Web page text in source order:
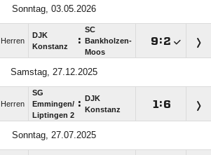
Sonntag, 03.05.2026
Herren
DJK
Konstanz
:
SC
Bankholzen-
Moos
:
Samstag, 27.12.2025
Herren
SG
Emmingen/​
Liptingen 2
:
DJK
Konstanz
:
Sonntag, 27.07.2025